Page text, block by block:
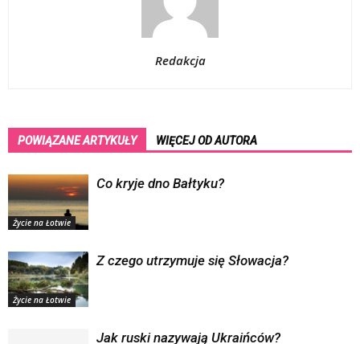
Redakcja
POWIĄZANE ARTYKUŁY WIĘCEJ OD AUTORA
Życie na Łotwie
Co kryje dno Bałtyku?
Życie na Łotwie
Z czego utrzymuje się Słowacja?
Jak ruski nazywają Ukraińców?